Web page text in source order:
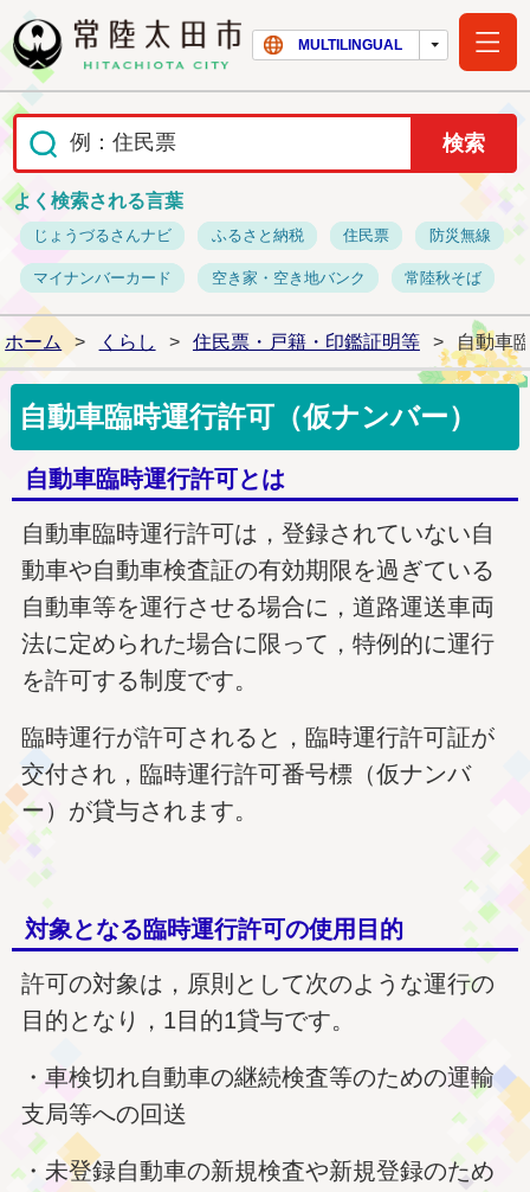
常陸太田市ホー
MULTILINGUAL
よく検索される言葉
じょうづるさんナビ ふるさと納税 住民票 防災無線
マイナンバーカード 空き家・空き地バンク 常陸秋そば
ホーム > くらし > 住民票・戸籍・印鑑証明等 > 自動車
自動車臨時運行許可（仮ナンバー）
自動車臨時運行許可とは
自動車臨時運行許可は，登録されていない自
動車や自動車検査証の有効期限を過ぎている
自動車等を運行させる場合に，道路運送車両
法に定められた場合に限って，特例的に運行
を許可する制度です。
臨時運行が許可されると，臨時運行許可証が
交付され，臨時運行許可番号標（仮ナンバ
ー）が貸与されます。
対象となる臨時運行許可の使用目的
許可の対象は，原則として次のような運行の
目的となり，1目的1貸与です。
・車検切れ自動車の継続検査等のための運輸
支局等への回送
・未登録自動車の新規検査や新規登録のため